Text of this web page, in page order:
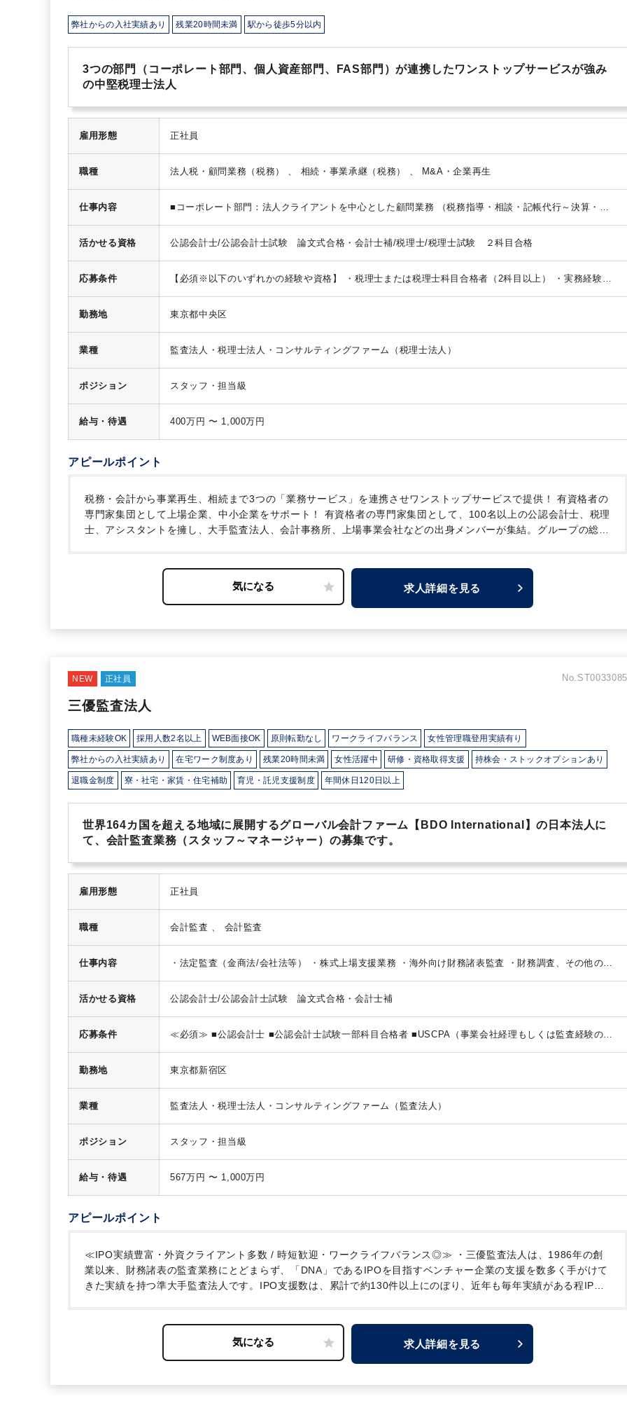
弊社からの入社実績あり 残業20時間未満 駅から徒歩5分以内
3つの部門（コーポレート部門、個人資産部門、FAS部門）が連携したワンストップサービスが強み
の中堅税理士法人
雇用形態 正社員
職種 法人税・顧問業務（税務） 、 相続・事業承継（税務） 、 M&A・企業再生
仕事内容 ■コーポレート部門：法人クライアントを中心とした顧問業務 （税務指導・相談・記帳代行～決算・税
活かせる資格 公認会計士/公認会計士試験 論文式合格・会計士補/税理士/税理士試験 ２科目合格
応募条件 【必須※以下のいずれかの経験や資格】 ・税理士または税理士科目合格者（2科目以上）
・実務経験3
勤務地 東京都中央区
業種 監査法人・税理士法人・コンサルティングファーム（税理士法人）
ポジション スタッフ・担当級
給与・待遇 400万円 〜 1,000万円
アピールポイント
税務・会計から事業再生、相続まで3つの「業務サービス」を連携させワンストップサービスで提供！
有資格者の
専門家集団として上場企業、中小企業をサポート！
有資格者の専門家集団として、100名以上の公認会計士、税理
士、アシスタントを擁し、大手監査法人、会計事務所、上場事業会社などの出身メンバーが集結。グループの総合
対して様々な業務を継続的に提供することで個人のスキルアップを意識した担当制を導入しております。
同一フロア内に机を並べる法人税務部門・個人税務部門・FAS部門の距離感の近さによって総合的なスキルアップ
の機会を多く得ることができます。案件によっては複数部門のメンバーや弁護士等とチームを組成し、協働して作
求人詳細を見る
NEW 正社員 No.ST0033085
三優監査法人
職種未経験OK 採用人数2名以上 WEB面接OK 原則転勤なし ワークライフバランス 女性管理職登用実績有り
弊社からの入社実績あり 在宅ワーク制度あり 残業20時間未満 女性活躍中 研修・資格取得支援 持株会・ストックオプションあり
退職金制度 寮・社宅・家賃・住宅補助 育児・託児支援制度 年間休日120日以上
世界164カ国を超える地域に展開するグローバル会計ファーム【BDO International】の日本法人に
て、会計監査業務（スタッフ～マネージャー）の募集です。
雇用形態 正社員
職種 会計監査 、 会計監査
仕事内容 ・法定監査（金商法/会社法等） ・株式上場支援業務 ・海外向け財務諸表監査
・財務調査、その他の任
活かせる資格 公認会計士/公認会計士試験 論文式合格・会計士補
応募条件 ≪必須≫ ■公認会計士 ■公認会計士試験一部科目合格者 ■USCPA（事業会社経理もしくは監査経験のあ
勤務地 東京都新宿区
業種 監査法人・税理士法人・コンサルティングファーム（監査法人）
ポジション スタッフ・担当級
給与・待遇 567万円 〜 1,000万円
アピールポイント
≪IPO実績豊富・外資クライアント多数 / 時短歓迎・ワークライフバランス◎≫ ・三優監査法人は、1986年の創
業以来、財務諸表の監査業務にとどまらず、「DNA」であるIPOを目指すベンチャー企業の支援を数多く手がけて
きた実績を持つ準大手監査法人です。IPO支援数は、累計で約130件以上にのぼり、近年も毎年実績がある程IPO
ー編成に変更はなく上場後の 法定監査に携われるので、会社の変化と監査の違いも実感できます。
トについては上場から非上場までカバーしており、規模としては中小の優良企業で構成されていることから、巨大
なチームの一員として狭い業務を任されるのではなく、企業全体、監査計画全体を把握しながら仕事ができます。
求人詳細を見る